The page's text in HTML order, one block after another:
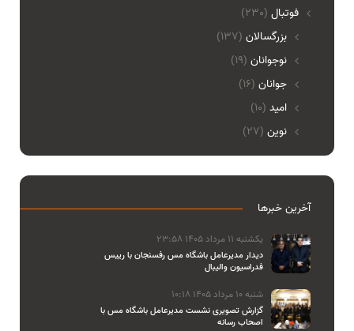
(230) فوتبال
بزرگسالان (137)
نوجوانان (19)
جوانان (16)
امید (10)
نوین (27)
آخرین خبرها
یکشنبه 11 مرداد 1405 23:58
دیدار مدیرعامل باشگاه مس رفسنجان با رییس
فدراسیون والیبال
شنبه 10 مرداد 1405 10:18
گزارش تصویری نشست مدیرعامل باشگاه مس با
اصحاب رسانه